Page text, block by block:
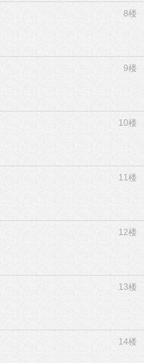
8楼
9楼
10楼
11楼
12楼
13楼
14楼